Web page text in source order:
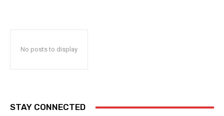
No posts to display
STAY CONNECTED